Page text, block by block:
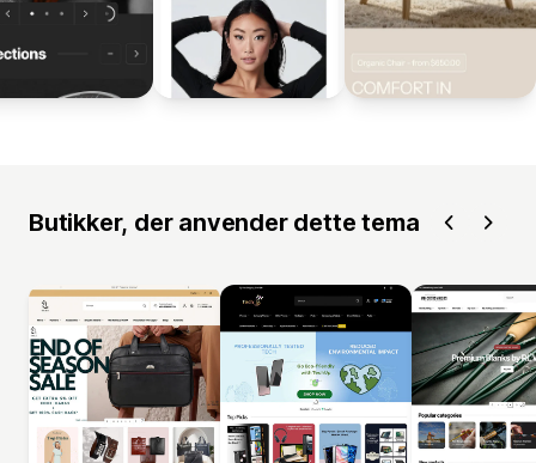
Butikker, der anvender dette tema